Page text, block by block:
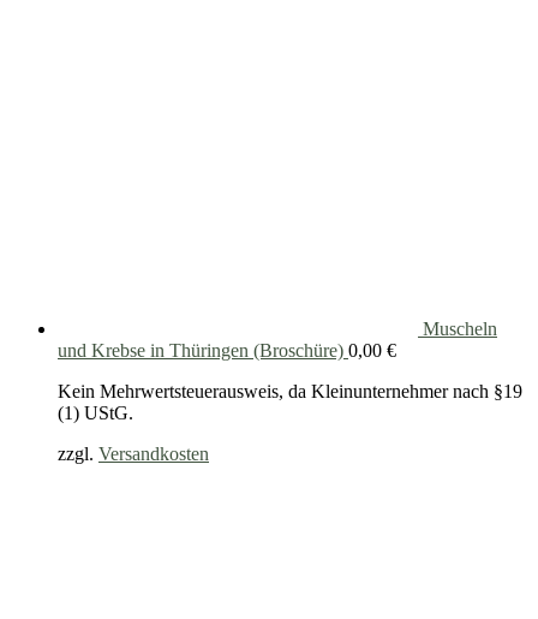
Muscheln
und Krebse in Thüringen (Broschüre) 0,00 €
Kein Mehrwertsteuerausweis, da Kleinunternehmer nach §19
(1) UStG.
zzgl. Versandkosten